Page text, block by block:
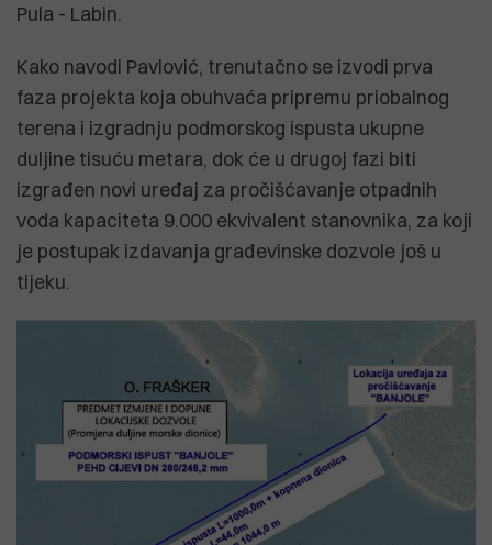
Pula - Labin.
Kako navodi Pavlović, trenutačno se izvodi prva
faza projekta koja obuhvaća pripremu priobalnog
terena i izgradnju podmorskog ispusta ukupne
duljine tisuću metara, dok će u drugoj fazi biti
izgrađen novi uređaj za pročišćavanje otpadnih
voda kapaciteta 9.000 ekvivalent stanovnika, za koji
je postupak izdavanja građevinske dozvole još u
tijeku.